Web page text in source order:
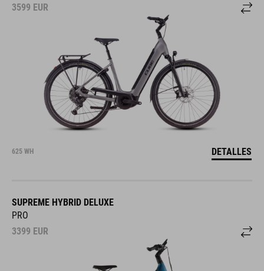
3599 EUR
625 WH DETALLES
SUPREME HYBRID DELUXE
PRO
3399 EUR